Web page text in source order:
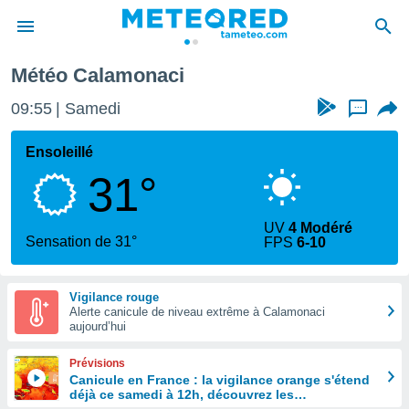
de
Météo Calamonaci
09:55 Samedi ...
Ensoleillé
31°
Sensation de 31°
UV4 Modéré
FPS6-10
Vigilance rouge
Alerte canicule de niveau extrême à Calamonaci
aujourd’hui
Prévisions
Canicule en France : la vigilance orange s'étend
déjà ce samedi à 12h, découvrez les